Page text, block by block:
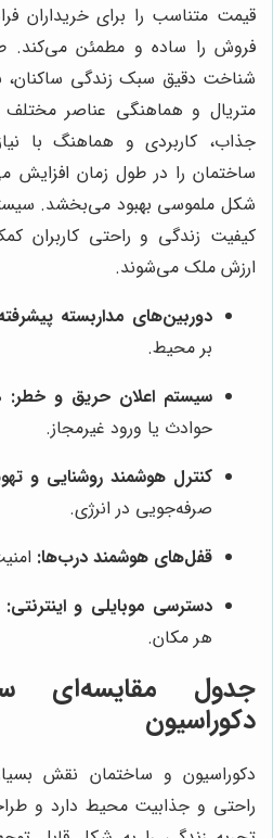
قیمت متناسب را برای خریداران
فروش را ساده و مطمئن می‌کند.
شناخت دقیق سبک زندگی ساکنان،
متریال و هماهنگی عناصر
جذاب، کاربردی و هماهنگ با
ساختمان را در طول زمان افزایش
شکل ملموسی بهبود می‌بخشد.
کیفیت زندگی و راحتی کاربران
ارزش ملک می‌شوند.
دوربین‌های مداربسته
بر محیط.
سیستم اعلان حریق و خطر:
حوادث یا ورود غیرمجاز.
کنترل هوشمند روشنایی و
صرفه‌جویی در انرژی.
قفل‌های هوشمند درب‌ها:
دسترسی موبایلی و اینترنتی:
هر مکان.
جدول مقایسه‌ای
دکوراسیون
دکوراسیون و ساختمان نقش
راحتی و جذابیت محیط دارد و